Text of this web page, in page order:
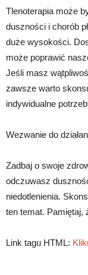
Tlenoterapia może
duszności i chorób
duże wysokości.
może poprawić
Jeśli masz
zawsze warto
indywidualne
Wezwanie do
Zadbaj o swoje
odczuwasz
niedotlenienia.
ten temat. Pamiętaj,
Link tagu HTML: